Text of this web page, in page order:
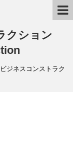
クション
ジネスコンストラク